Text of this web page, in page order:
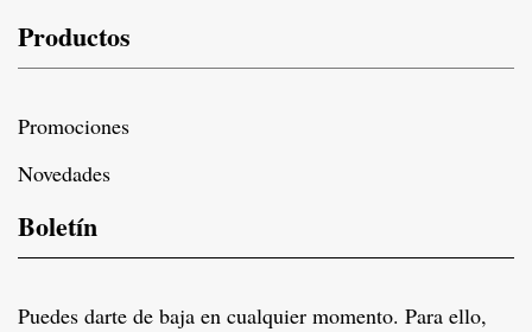
Productos
Promociones
Novedades
Boletín
Puedes darte de baja en cualquier momento. Para ello,